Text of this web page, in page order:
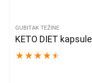
GUBITAK TEŽINE
KETO DIET kapsule
★ ★ ★ ★ ★